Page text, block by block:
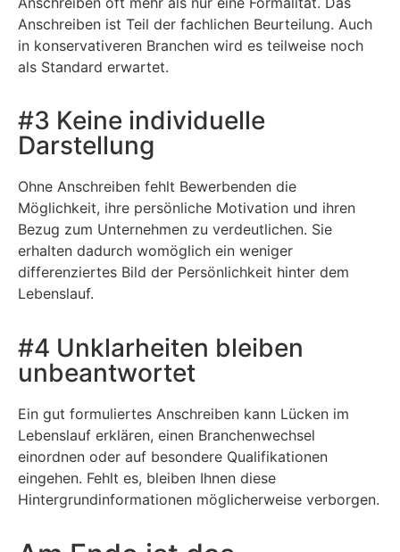
Anschreiben ist Teil der fachlichen Beurteilung. Auch
in konservativeren Branchen wird es teilweise noch
als Standard erwartet.
#3 Keine individuelle
Darstellung
Ohne Anschreiben fehlt Bewerbenden die
Möglichkeit, ihre persönliche Motivation und ihren
Bezug zum Unternehmen zu verdeutlichen. Sie
erhalten dadurch womöglich ein weniger
differenziertes Bild der Persönlichkeit hinter dem
Lebenslauf.
#4 Unklarheiten bleiben
unbeantwortet
Ein gut formuliertes Anschreiben kann Lücken im
Lebenslauf erklären, einen Branchenwechsel
einordnen oder auf besondere Qualifikationen
eingehen. Fehlt es, bleiben Ihnen diese
Hintergrundinformationen möglicherweise verborgen.